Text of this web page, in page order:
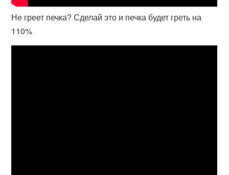
Не греет печка? Сделай это и печка будет греть на
110%